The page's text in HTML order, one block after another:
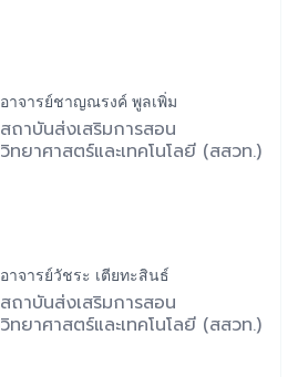
อาจารย์ชาญณรงค์ พูลเพิ่ม
สถาบันส่งเสริมการสอน
วิทยาศาสตร์และเทคโนโลยี (สสวท.)
อาจารย์วัชระ เตียทะสินธ์
สถาบันส่งเสริมการสอน
วิทยาศาสตร์และเทคโนโลยี (สสวท.)